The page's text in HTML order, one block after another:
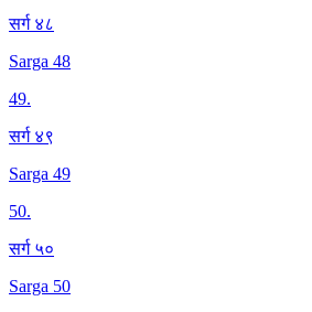
सर्ग ४८
Sarga 48
49.
सर्ग ४९
Sarga 49
50.
सर्ग ५०
Sarga 50